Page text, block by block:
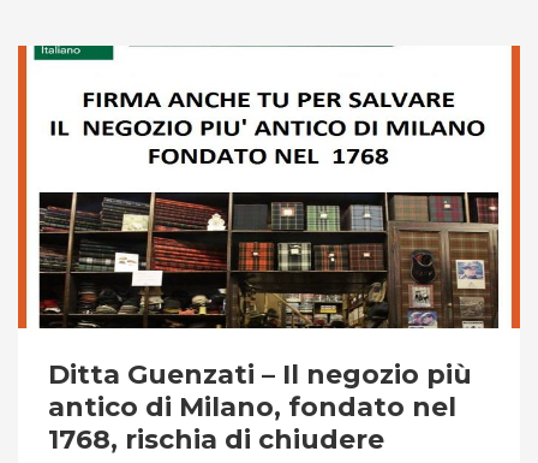
Ditta Guenzati – Il negozio più
antico di Milano, fondato nel
1768, rischia di chiudere